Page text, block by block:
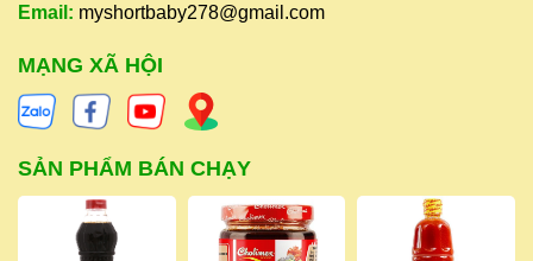
Email: myshortbaby278@gmail.com
MẠNG XÃ HỘI
SẢN PHẨM BÁN CHẠY